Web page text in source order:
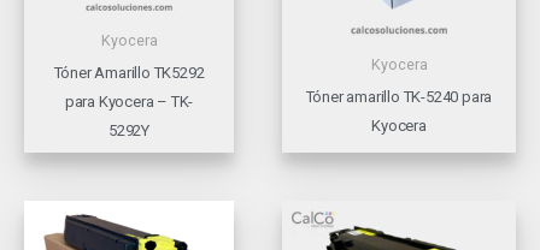
Kyocera
Tóner Amarillo TK5292
para Kyocera – TK-
5292Y
Kyocera
Tóner amarillo TK-5240 para
Kyocera